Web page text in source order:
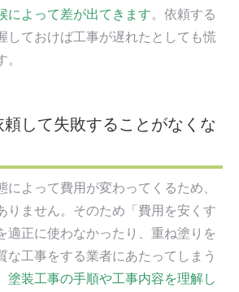
によって差が出てきます。依頼する
しておけば工事が遅れたとしても慌
して失敗することがなくな
によって費用が変わってくるため、
りません。そのため「費用を安くす
適正に使わなかったり、重ね塗りを
な工事をする業者にあたってしまう
塗装工事の手順や工事内容を理解し